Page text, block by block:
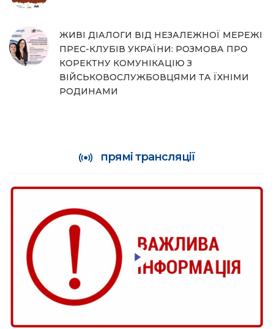
ЖИВІ ДІАЛОГИ ВІД НЕЗАЛЕЖНОЇ МЕРЕЖІ
ПРЕС-КЛУБІВ УКРАЇНИ: РОЗМОВА ПРО
КОРЕКТНУ КОМУНІКАЦІЮ З
ВІЙСЬКОВОСЛУЖБОВЦЯМИ ТА ЇХНІМИ
РОДИНАМИ
прямі трансляції